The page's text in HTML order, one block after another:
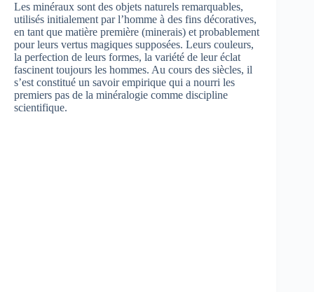
Les minéraux sont des objets naturels remarquables,
utilisés initialement par l’homme à des fins décoratives,
en tant que matière première (minerais) et probablement
pour leurs vertus magiques supposées. Leurs couleurs,
la perfection de leurs formes, la variété de leur éclat
fascinent toujours les hommes. Au cours des siècles, il
s’est constitué un savoir empirique qui a nourri les
premiers pas de la minéralogie comme discipline
scientifique.